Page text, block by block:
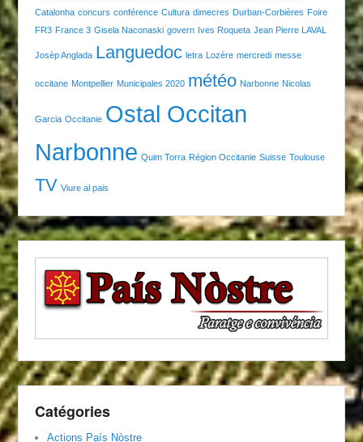
Catalonha concurs conférence Cultura dimecres Durban-Corbières Foire
FR3 France 3 Gisela Naconaski govern Ives Roqueta Jean Pierre LAVAL
Josèp Anglada Languedoc letra Lozère mercredi messe
occitane Montpellier Municipales 2020 météo Narbonne Nicolas
Garcia Occitanie Ostal Occitan
Narbonne Quim Torra Région Occitanie Suisse Toulouse
TV Viure al pais
Catégories
Actions País Nòstre